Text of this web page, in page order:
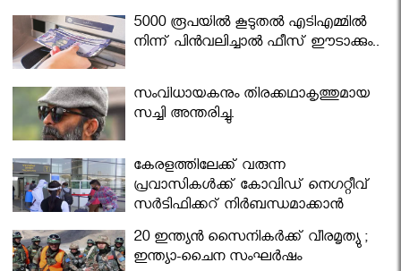
5000 രൂപയിൽ കൂടുതൽ എടിഎമ്മിൽ
നിന്ന് പിൻവലിച്ചാൽ ഫീസ് ഈടാക്കും..
സംവിധായകനും തിരക്കഥാകൃത്തുമായ
സച്ചി അന്തരിച്ചു.
കേരളത്തിലേക്ക് വരുന്ന
പ്രവാസികള്‍ക്ക് കോവിഡ് നെഗറ്റീവ്
സര്‍ട്ടിഫിക്കറ്റ് നിർബന്ധമാക്കാൻ
മന്ത്രിസഭ
20 ഇന്ത്യൻ സൈനികർക്ക് വീരമൃത്യു ;
ഇന്ത്യാ-ചൈന സംഘർഷം